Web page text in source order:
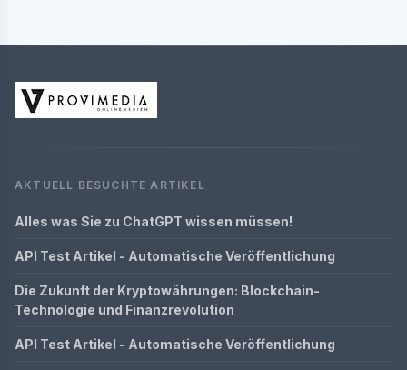
AKTUELL BESUCHTE ARTIKEL
Alles was Sie zu ChatGPT wissen müssen!
API Test Artikel - Automatische Veröffentlichung
Die Zukunft der Kryptowährungen: Blockchain-
Technologie und Finanzrevolution
API Test Artikel - Automatische Veröffentlichung